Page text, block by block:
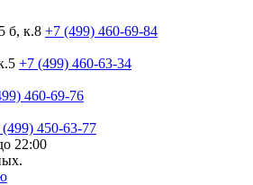
б, к.8 +7 (499) 460-69-84
+7 (499) 460-63-34
460-69-76
450-63-77
22:00